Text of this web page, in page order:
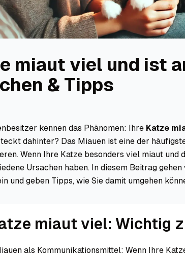
miaut viel und ist
& Tipps
kennen das Phänomen: Ihre Katze
dahinter? Das Miauen ist eine der
Wenn Ihre Katze besonders viel miaut und
Ursachen haben. In diesem Beitrag
und geben Tipps, wie Sie damit umgehen
miaut viel: Wichtig
als Kommunikationsmittel: Wenn Ihre